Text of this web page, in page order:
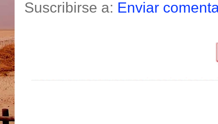
Suscribirse a: Enviar